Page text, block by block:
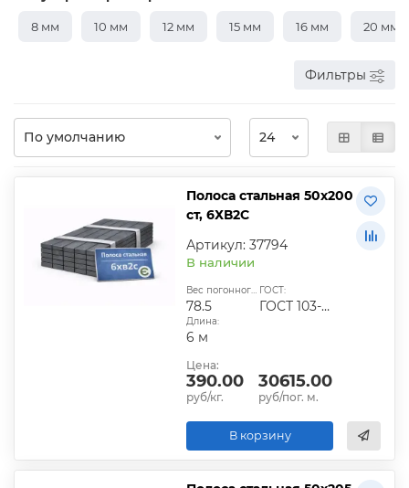
8 мм 10 мм 12 мм 15 мм 16 мм 20 мм
Фильтры
Полоса стальная 50х200
ст, 6ХВ2С
Артикул: 37794
В наличии
Вес погонного метра, кг:
78.5
ГОСТ:
ГОСТ 103-2006
Длина:
6 м
Цена:
390.00
руб/кг.
30615.00
руб/пог. м.
В корзину